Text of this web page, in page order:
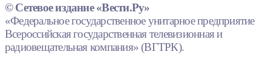
© Сетевое издание «Вести.Ру»
«Федеральное государственное унитарное предприятие
Всероссийская государственная телевизионная и
радиовещательная компания» (ВГТРК).